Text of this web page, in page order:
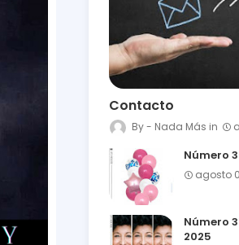
Contacto
Nada Más
Número
agosto
Número
2025